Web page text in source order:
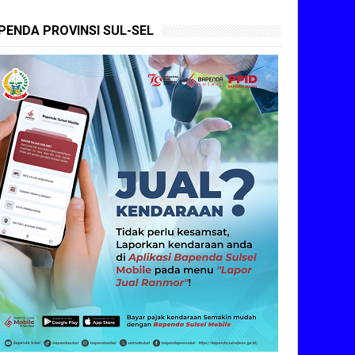
PROVINSI SUL-SEL